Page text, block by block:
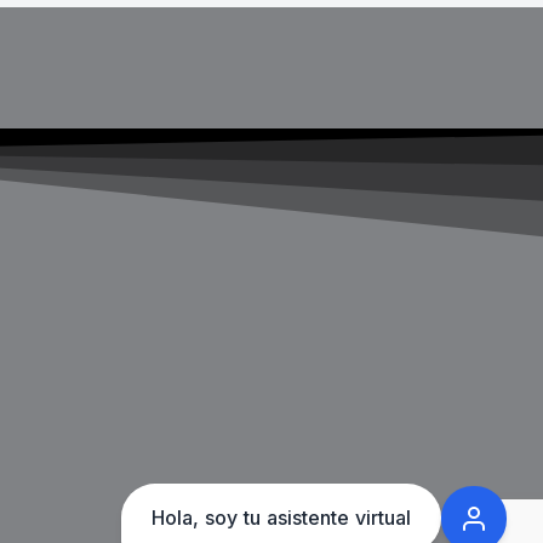
Hola, soy tu asistente virtual